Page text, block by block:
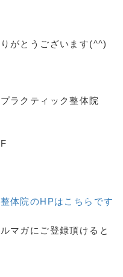
がとうございます(^^)
ラクティック整体院
体院のHPはこちらです
マガにご登録頂けると